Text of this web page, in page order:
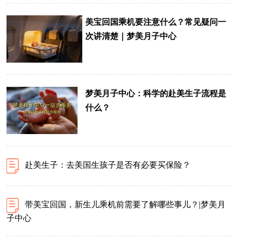
美宝回国乘机要注意什么？常见疑问一
次讲清楚｜梦美月子中心
梦美月子中心：科学的赴美生子流程是
什么？
赴美生子：去美国生孩子是否有必要买保险？
带美宝回国，新生儿乘机前需要了解哪些事儿？|梦美月
子中心